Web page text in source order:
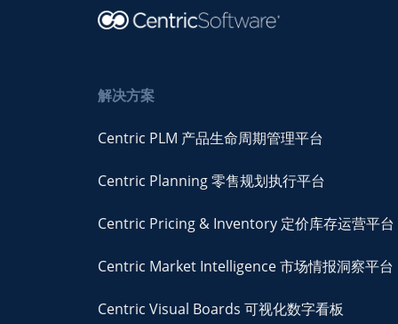
解决方案
Centric PLM 产品生命周期管理平台
Centric Planning 零售规划执行平台
Centric Pricing & Inventory 定价库存运营平台
Centric Market Intelligence 市场情报洞察平台
Centric Visual Boards 可视化数字看板